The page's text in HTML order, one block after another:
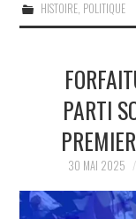
HISTOIRE, POLITIQUE
PARTI
30 MAI 2025